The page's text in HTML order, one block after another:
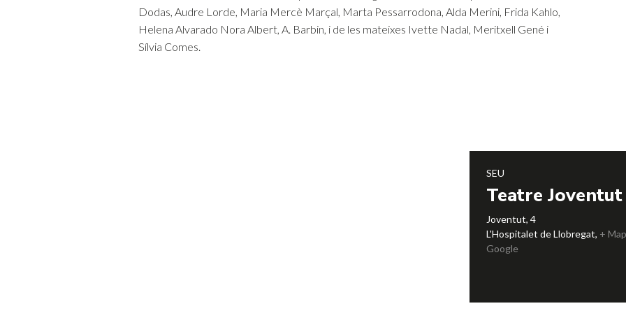
Dodas, Audre Lorde, Maria Mercè Marçal, Marta Pessarrodona, Alda Merini, Frida Kahlo,
Helena Alvarado Nora Albert, A. Barbin, i de les mateixes Ivette Nadal, Meritxell Gené i
Sílvia Comes.
SEU
Teatre Joventut
Joventut, 4
L'Hospitalet de Llobregat, +
Google